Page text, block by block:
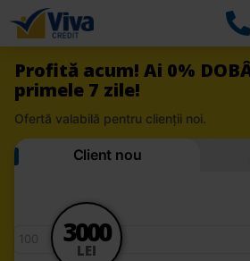
Profită acum! Ai 0%
primele 7 zile!
Ofertă valabilă pentru clienții noi.
Client nou
100 3000
LEI